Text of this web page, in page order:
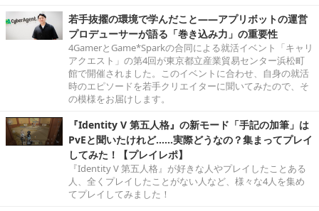
若手抜擢の環境で学んだこと――アプリボットの運営
プロデューサーが語る「巻き込み力」の重要性
4GamerとGame*Sparkの合同による就活イベント「キャリ
アクエスト」の第4回が東京都立産業貿易センター浜松町
館で開催されました。このイベントに合わせ、自身の就活
時のエピソードを若手クリエイターに聞いてみたので、そ
の模様をお届けします。
『Identity V 第五人格』の新モード「手記の加筆」は
PvEと聞いたけれど……実際どうなの？集まってプレイ
してみた！【プレイレポ】
『Identity V 第五人格』が好きな人やプレイしたことある
人、全くプレイしたことがない人など、様々な4人を集め
てプレイしてみました！